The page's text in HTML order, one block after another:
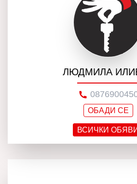
ЛЮДМИЛА
ОБАДИ СЕ
ВСИЧКИ ОБЯВИ